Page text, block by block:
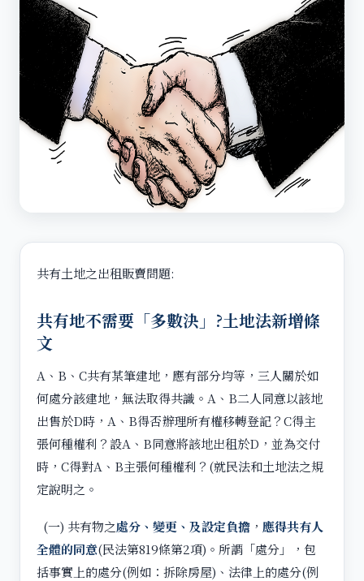
共有土地之出租販賣問題:
共有地不需要「多數決」?土地法新增條
文
A、B、C共有某筆建地，應有部分均等，三人關於如
何處分該建地，無法取得共識。A、B二人同意以該地
出售於D時，A、B得否辦理所有權移轉登記？C得主
張何種權利？設A、B同意將該地出租於D，並為交付
時，C得對A、B主張何種權利？(就民法和土地法之規
定說明之。
(一) 共有物之處分、變更、及設定負擔 ， 應得共有人
全體的同意(民法第819條第2項)。所謂「處分」，包
括事實上的處分(例如：拆除房屋)、法律上的處分(例